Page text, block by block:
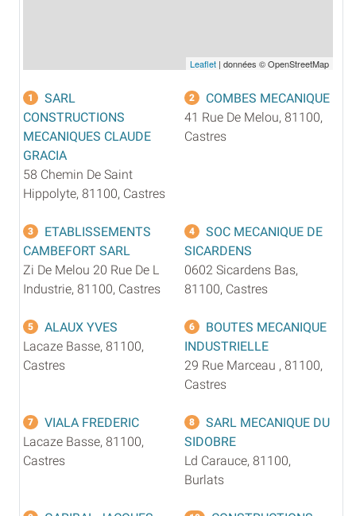
Leaflet | données © OpenStreetMap
1
SARL
CONSTRUCTIONS
MECANIQUES CLAUDE
GRACIA
58 Chemin De Saint
Hippolyte, 81100, Castres
2
COMBES MECANIQUE
41 Rue De Melou, 81100,
Castres
3
ETABLISSEMENTS
CAMBEFORT SARL
Zi De Melou 20 Rue De L
Industrie, 81100, Castres
4
SOC MECANIQUE DE
SICARDENS
0602 Sicardens Bas,
81100, Castres
5
ALAUX YVES
Lacaze Basse, 81100,
Castres
6
BOUTES MECANIQUE
INDUSTRIELLE
29 Rue Marceau , 81100,
Castres
7
VIALA FREDERIC
Lacaze Basse, 81100,
Castres
8
SARL MECANIQUE DU
SIDOBRE
Ld Carauce, 81100,
Burlats